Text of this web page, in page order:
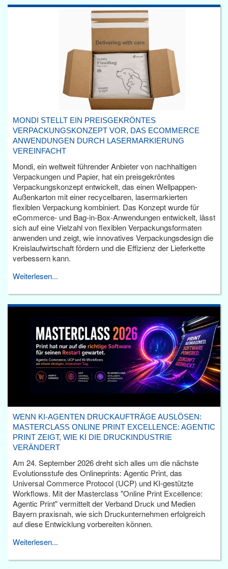
MONDI STELLT EIN PREISGEKRÖNTES
VERPACKUNGSKONZEPT VOR, DAS ECOMMERCE
ANWENDUNGEN DURCH LASERMARKIERUNG
VEREINFACHT
Mondi, ein weltweit führender Anbieter von nachhaltigen
Verpackungen und Papier, hat ein preisgekröntes
Verpackungskonzept entwickelt, das einen Wellpappen-
Außenkarton mit einer recycelbaren, lasermarkierten
flexiblen Verpackung kombiniert. Das Konzept wurde für
eCommerce- und Bag-in-Box-Anwendungen entwickelt, lässt
sich auf eine Vielzahl von flexiblen Verpackungsformaten
anwenden und zeigt, wie innovatives Verpackungsdesign die
Kreislaufwirtschaft fördern und die Effizienz der Lieferkette
verbessern kann.
Weiterlesen...
WENN KI-AGENTEN DRUCKAUFTRÄGE AUSLÖSEN:
MASTERCLASS ONLINE PRINT EXCELLENCE: AGENTIC
PRINT ZEIGT, WIE KI DIE DRUCKINDUSTRIE
VERÄNDERT
Am 24. September 2026 dreht sich alles um die nächste
Evolutionsstufe des Onlineprints: Agentic Print, das
Universal Commerce Protocol (UCP) und KI-gestützte
Workflows. Mit der Masterclass "Online Print Excellence:
Agentic Print" vermittelt der Verband Druck und Medien
Bayern praxisnah, wie sich Druckunternehmen erfolgreich
auf diese Entwicklung vorbereiten können.
Weiterlesen...